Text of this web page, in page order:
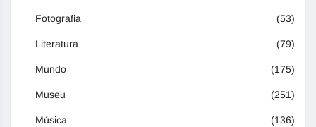
Fotografia (53)
Literatura (79)
Mundo (175)
Museu (251)
Música (136)